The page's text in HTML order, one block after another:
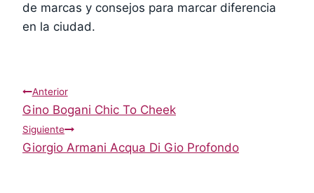
de marcas y consejos para marcar diferencia
en la ciudad.
Navegación
de
entradas
Anterior
Gino Bogani Chic To Cheek
Siguiente
Giorgio Armani Acqua Di Gio Profondo